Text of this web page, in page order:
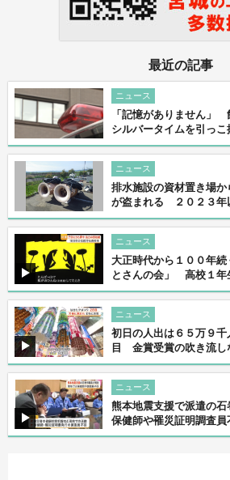
最近の記事
ニュース
「記憶がありません」
シルバータイムを引っ
ニュース
排水施設の資材置き場
が盗まれる ２０２３年
ニュース
大正時代から１００年
とさんの会」 高校１年
ニュース
初日の人出は６５万９
目 金賞受賞の吹き流し
ニュース
熊本地震支援で派遣の
保健師や罹災証明調査